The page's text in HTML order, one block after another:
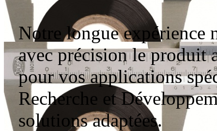
Notre longue expérience
avec précision le produit
pour vos applications
Recherche et
solutions adaptées.